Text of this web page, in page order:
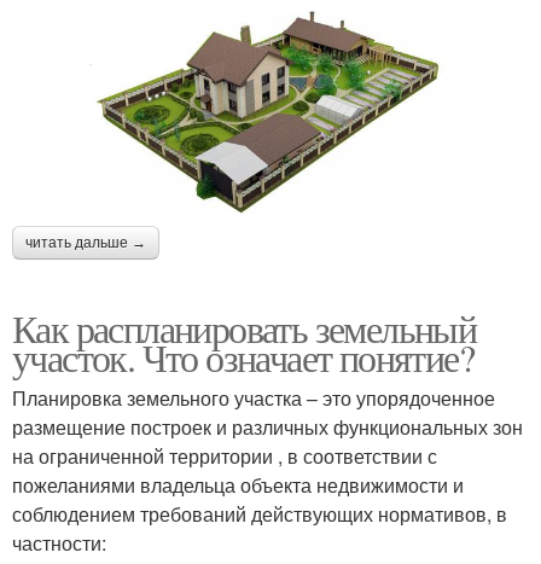
читать дальше →
Как распланировать земельный
участок. Что означает понятие?
Планировка земельного участка – это упорядоченное
размещение построек и различных функциональных зон
на ограниченной территории , в соответствии с
пожеланиями владельца объекта недвижимости и
соблюдением требований действующих нормативов, в
частности: